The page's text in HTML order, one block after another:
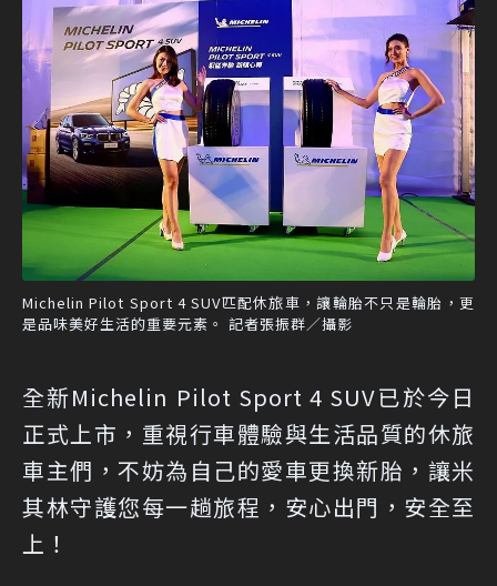
Michelin Pilot Sport 4 SUV匹配休旅車，讓輪胎不只是輪胎，更
是品味美好生活的重要元素。 記者張振群／攝影
全新Michelin Pilot Sport 4 SUV已於今日
正式上市，重視行車體驗與生活品質的休旅
車主們，不妨為自己的愛車更換新胎，讓米
其林守護您每一趟旅程，安心出門，安全至
上！